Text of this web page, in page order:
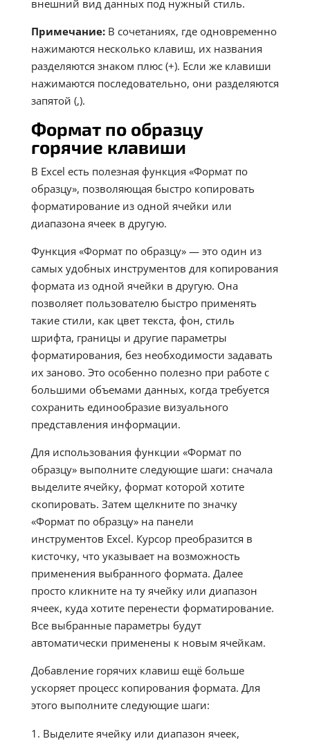
внешний вид данных под нужный стиль.
Примечание:В сочетаниях, где одновременно
нажимаются несколько клавиш, их названия
разделяются знаком плюс (+). Если же клавиши
нажимаются последовательно, они разделяются
запятой (,).
Формат по образцу
горячие клавиши
В Excel есть полезная функция «Формат по
образцу», позволяющая быстро копировать
форматирование из одной ячейки или
диапазона ячеек в другую.
Функция «Формат по образцу» — это один из
самых удобных инструментов для копирования
формата из одной ячейки в другую. Она
позволяет пользователю быстро применять
такие стили, как цвет текста, фон, стиль
шрифта, границы и другие параметры
форматирования, без необходимости задавать
их заново. Это особенно полезно при работе с
большими объемами данных, когда требуется
сохранить единообразие визуального
представления информации.
Для использования функции «Формат по
образцу» выполните следующие шаги: сначала
выделите ячейку, формат которой хотите
скопировать. Затем щелкните по значку
«Формат по образцу» на панели
инструментов Excel. Курсор преобразится в
кисточку, что указывает на возможность
применения выбранного формата. Далее
просто кликните на ту ячейку или диапазон
ячеек, куда хотите перенести форматирование.
Все выбранные параметры будут
автоматически применены к новым ячейкам.
Добавление горячих клавиш ещё больше
ускоряет процесс копирования формата. Для
этого выполните следующие шаги:
Выделите ячейку или диапазон ячеек,